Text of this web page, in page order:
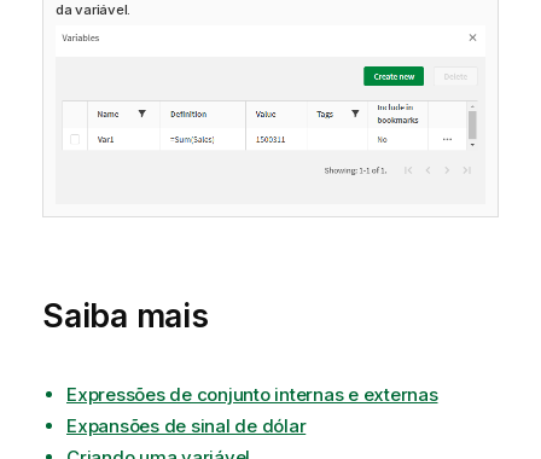
da variável.
Saiba mais
Expressões de conjunto internas e externas
Expansões de sinal de dólar